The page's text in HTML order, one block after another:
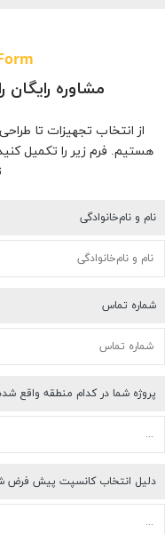
مشاوره رایگان
از انتخاب تجهیزات تا
هستیم. فرم زیر را تکمیل
نام و نام‌خانوادگی
شماره تماس
پروژه شما در کدام منطقه واقع
دلیل انتخاب کانسپت پیش فرض